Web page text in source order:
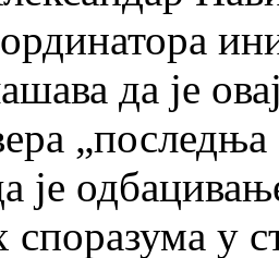
да је
је
споразума у